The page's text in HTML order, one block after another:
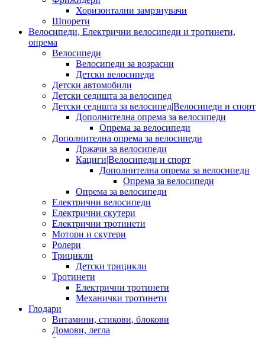
Хоризонтални замрзнувачи
Шпорети
Велосипеди, Електрични велосипеди и тротинети,
опрема
Велосипеди
Велосипеди за возрасни
Детски велосипеди
Детски автомобили
Детски седишта за велосипед
Детски седишта за велосипед|Велосипеди и спорт
Дополнителна опрема за велосипеди
Опрема за велосипеди
Дополнителна опрема за велосипеди
Држачи за велосипеди
Кациги|Велосипеди и спорт
Дополнителна опрема за велосипеди
Опрема за велосипеди
Опрема за велосипеди
Електрични велосипеди
Електрични скутери
Електрични тротинети
Мотори и скутери
Ролери
Трицикли
Детски трицикли
Тротинети
Електрични тротинети
Механички тротинети
Глодари
Витамини, стикови, блокови
Домови, легла